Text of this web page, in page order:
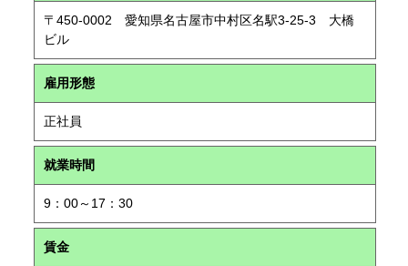
〒450-0002 愛知県名古屋市中村区名駅3-25-3 大橋
ビル
雇用形態
正社員
就業時間
9：00～17：30
賃金